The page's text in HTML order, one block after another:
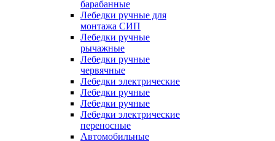
барабанные
Лебедки ручные для
монтажа СИП
Лебедки ручные
рычажные
Лебедки ручные
червячные
Лебедки электрические
Лебедки ручные
Лебедки ручные
Лебедки электрические
переносные
Автомобильные